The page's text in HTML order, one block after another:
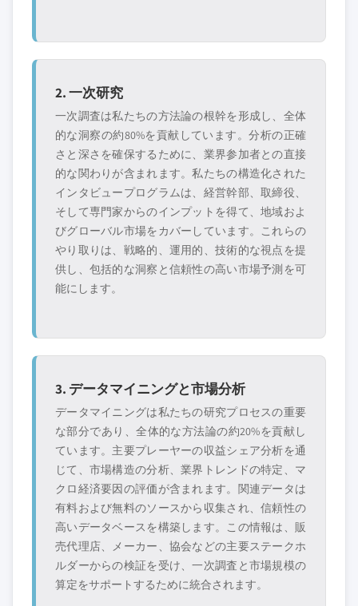
2. 一次研究
一次調査は私たちの方法論の根幹を形成し、全体
的な洞察の約80%を貢献しています。分析の正確
さと深さを確保するために、業界参加者との直接
的な関わりが含まれます。私たちの構造化された
インタビュープログラムは、経営幹部、取締役、
そして専門家からのインプットを得て、地域およ
びグローバル市場をカバーしています。これらの
やり取りは、戦略的、運用的、技術的な視点を提
供し、包括的な洞察と信頼性の高い市場予測を可
能にします。
3. データマイニングと市場分析
データマイニングは私たちの研究プロセスの重要
な部分であり、全体的な方法論の約20%を貢献し
ています。主要プレーヤーの収益シェア分析を通
じて、市場構造の分析、業界トレンドの特定、マ
クロ経済要因の評価が含まれます。関連データは
有料および無料のソースから収集され、信頼性の
高いデータベースを構築します。この情報は、販
売代理店、メーカー、協会などの主要ステークホ
ルダーからの検証を受け、一次調査と市場規模の
算定をサポートするために統合されます。